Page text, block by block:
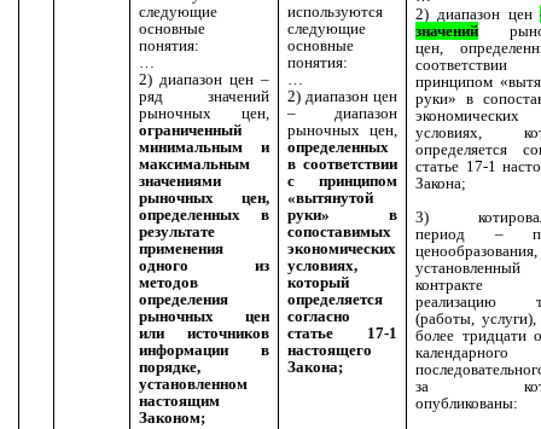
следующие
основные
понятия:
…
2) диапазон цен –
ряд значений
рыночных цен,
ограниченный
минимальным и
максимальным
значениями
рыночных цен,
определенных в
результате
применения
одного из
методов
определения
рыночных цен
или источников
информации в
порядке,
установленном
настоящим
Законом;
используются
следующие
основные
понятия:
…
2) диапазон цен
– диапазон
рыночных цен,
определенных
в соответствии
с принципом
«вытянутой
руки» в
сопоставимых
экономических
условиях,
который
определяется
согласно
статье 17-1
настоящего
Закона;
2) диапазон цен
значений
цен,
принципом
руки» в
экономических
условиях,
определяется
статье 17-1
Закона;
3)
период –
ценообразования,
реализацию
(работы,
более тридцати
календарного
за
опубликованы: